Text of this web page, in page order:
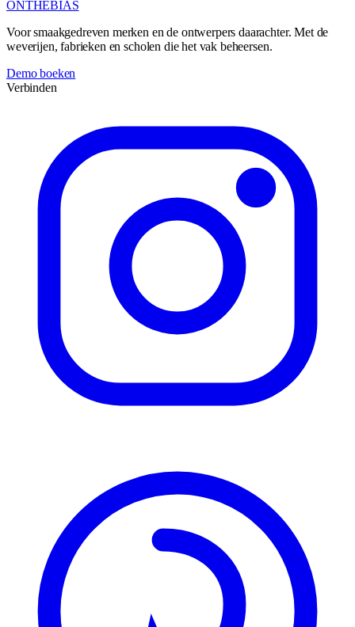
ONTHEBIAS
Voor smaakgedreven merken en de ontwerpers daarachter. Met de
weverijen, fabrieken en scholen die het vak beheersen.
Demo boeken
Verbinden